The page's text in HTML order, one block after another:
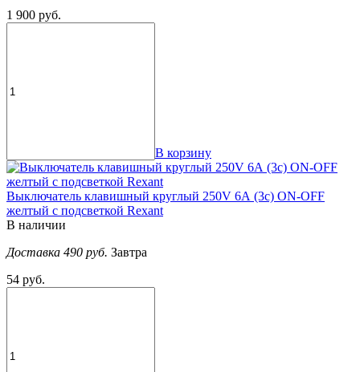
1 900 руб.
В корзину
Выключатель клавишный круглый 250V 6А (3с) ON-OFF
желтый с подсветкой Rexant
В наличии
Доставка 490 руб. Завтра
54 руб.